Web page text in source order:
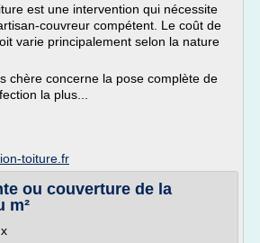
est une intervention qui nécessite
couvreur compétent. Le coût de
varie principalement selon la nature
chère concerne la pose complète de
la plus...
toiture.fr
ou couverture de la
m²